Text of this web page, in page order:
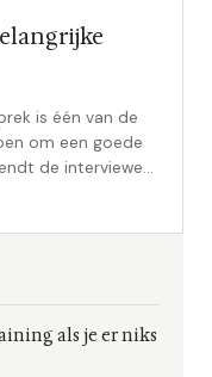
is één van de
om een goede
de interviewer
als je er niks